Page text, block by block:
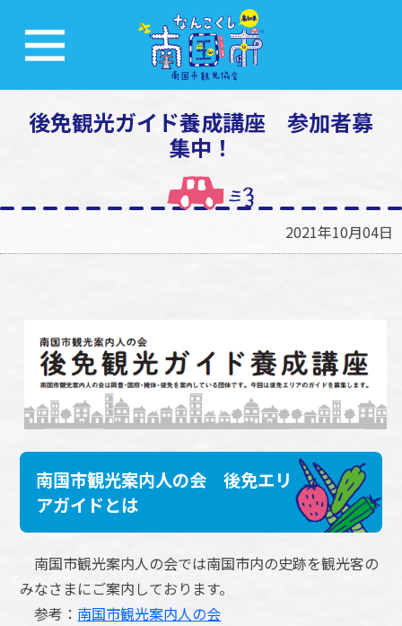
後免観光ガイド養成講座 参加者募
集中！
2021年10月04日
南国市観光案内人の会 後免エリ
アガイドとは
南国市観光案内人の会では南国市内の史跡を観光客の
みなさまにご案内しております。
参考： 南国市観光案内人の会